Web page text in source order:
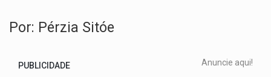
Por: Pérzia Sitóe
PUBLICIDADE Anuncie aqui!